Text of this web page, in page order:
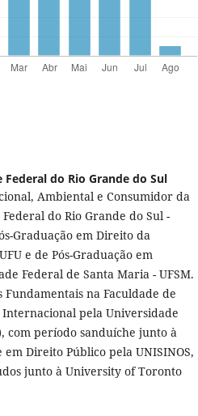
Federal do Rio Grande do Sul
Ambiental e Consumidor da
do Rio Grande do Sul -
Graduação em Direito da
e de Pós-Graduação em
Federal de Santa Maria - UFSM.
na Faculdade de
pela Universidade
com período sanduíche junto à
Direito Público pela UNISINOS,
junto à University of Toronto